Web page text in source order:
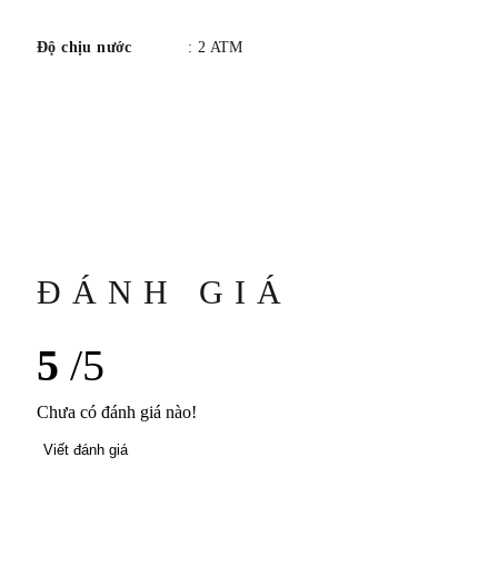
Độ chịu nước : 2 ATM
ĐÁNH GIÁ
5 /5
Chưa có đánh giá nào!
Viết đánh giá